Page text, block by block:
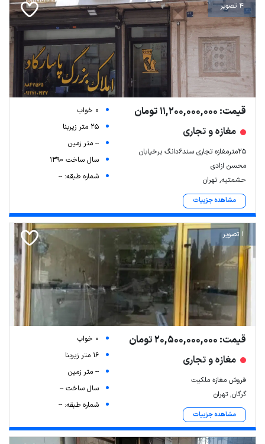
4 تصویر
قیمت: 11,200,000,000 تومان
مغازه و تجاری
۲۵مترمغازه تجاری سند۶دانگ برخیابان
محسن ازادی
حشمتیه, تهران
مشاهده جزییات
0 خواب
25 متر زیربنا
-- متر زمین
سال ساخت 1390
شماره طبقه: --
1 تصویر
قیمت: 20,500,000,000 تومان
مغازه و تجاری
فروش مغازه ملکیت
گرگان, تهران
مشاهده جزییات
0 خواب
16 متر زیربنا
-- متر زمین
سال ساخت --
شماره طبقه: --